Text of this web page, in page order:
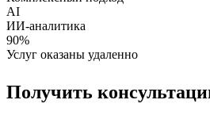
AI
ИИ-аналитика
90%
Услуг оказаны удаленно
Получить